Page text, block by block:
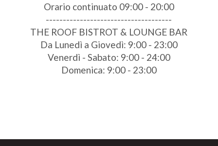
Orario continuato 09:00 - 20:00
-------------------------------------
THE ROOF BISTROT & LOUNGE BAR
Da Lunedì a Giovedì: 9:00 - 23:00
Venerdì - Sabato: 9:00 - 24:00
Domenica: 9:00 - 23:00